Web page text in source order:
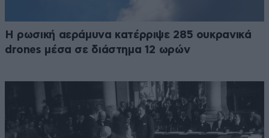
Η ρωσική αεράμυνα κατέρριψε 285 ουκρανικά
drones μέσα σε διάστημα 12 ωρών